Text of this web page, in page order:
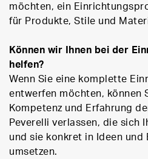
möchten, ein
für Produkte, Stile und
Können wir Ihnen bei der
helfen?
Wenn Sie eine komplette
entwerfen möchten, können
Kompetenz und Erfahrung
Peverelli verlassen, die sich
und sie konkret in Ideen
umsetzen.